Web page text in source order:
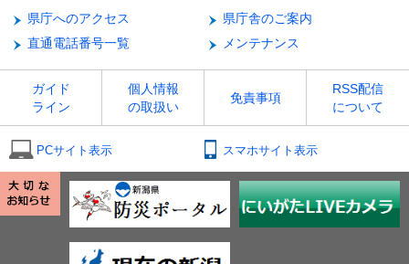
県庁へのアクセス
県庁舎のご案内
直通電話番号一覧
メンテナンス
ガイド
ライン
個人情報
の取扱い
免責事項
RSS配信
について
PCサイト表示 スマホサイト表示